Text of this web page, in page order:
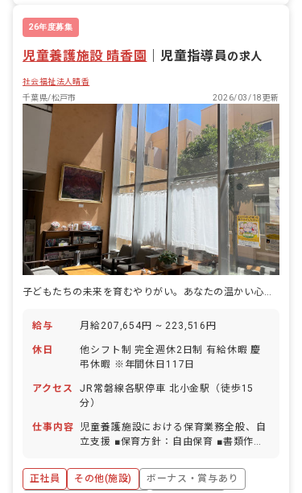
残業少なめ
26年度募集
児童養護施設 晴香園 ｜児童指導員の求人
社会福祉法人晴香
千葉県/松戸市
2026/03/18更新
給与 月給207,654円 ~ 223,516円
休日
他シフト制 完全週休2日制 有給休暇 慶
弔休暇 ※年間休日117日
アクセス
JR常磐線各駅停車 北小金駅（徒歩15
分）
仕事内容
児童養護施設における保育業務全般、自
立支援 ■保育方針：自由保育 ■書類作成
正社員
その他(施設)
ボーナス・賞与あり